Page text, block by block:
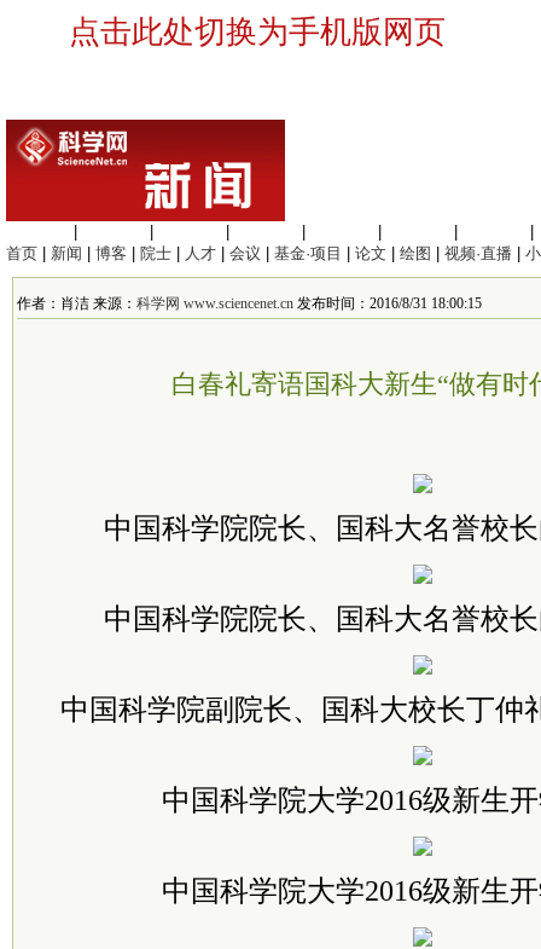
点击此处切换为手机版网页
首页
新闻 博客 院士 人才 会议 基金·项目 论文 绘图 视频·直播
作者：肖洁 来源： 科学网 www.sciencenet.cn 发布时间：2016/8/31 18:00:15
白春礼寄语国科大新生“做有时
中国科学院院长、国科大名誉校
中国科学院院长、国科大名誉校
中国科学院副院长、国科大校长丁仲
中国科学院大学2016级新生
中国科学院大学2016级新生